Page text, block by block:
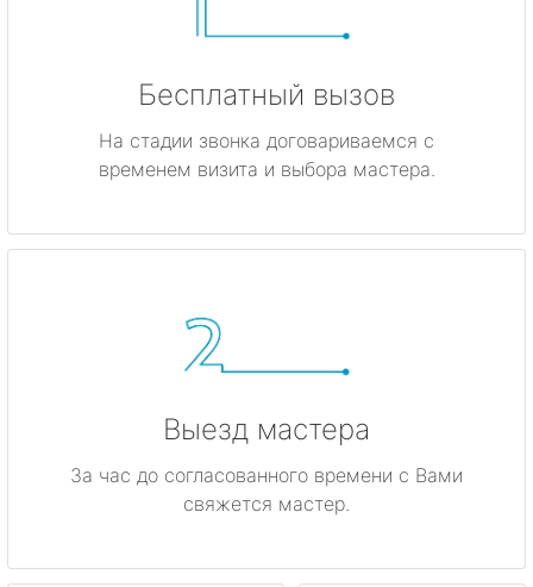
Бесплатный вызов
На стадии звонка договариваемся с
временем визита и выбора мастера.
Выезд мастера
За час до согласованного времени с Вами
свяжется мастер.